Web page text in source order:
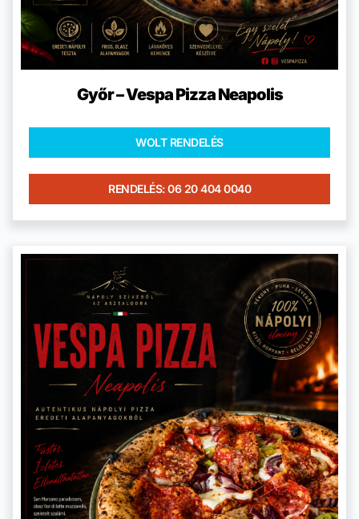
Győr – Vespa Pizza Neapolis
WOLT RENDELÉS
RENDELÉS: 06 20 404 0040